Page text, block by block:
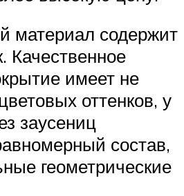
материал содержит
Качественное
имеет не
оттенков, у
заусениц
состав,
геометрические